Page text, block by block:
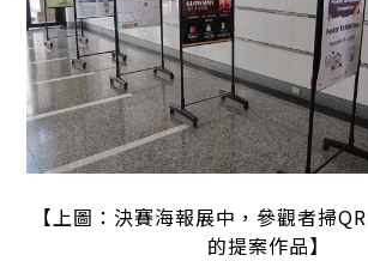
【上圖：決賽海報展中，參觀者掃
的提案作品】